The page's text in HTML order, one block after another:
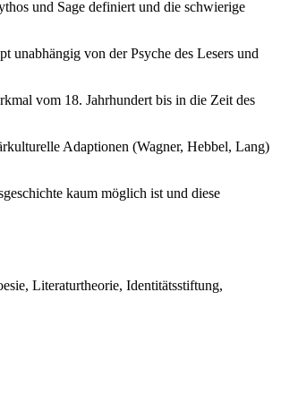
und Sage definiert und die schwierige
unabhängig von der Psyche des Lesers und
vom 18. Jahrhundert bis in die Zeit des
Adaptionen (Wagner, Hebbel, Lang)
kaum möglich ist und diese
Literaturtheorie, Identitätsstiftung,